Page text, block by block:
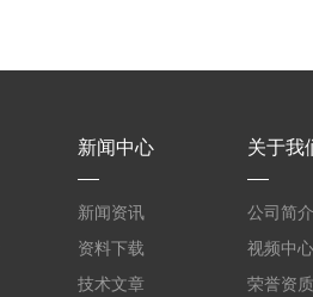
新闻中心
新闻资讯
资料下载
技术文章
关于我
公司简介
视频中心
荣誉资质